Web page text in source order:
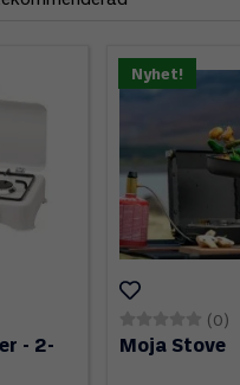
- 2-
Nyhet!
(0)
Moja Stove